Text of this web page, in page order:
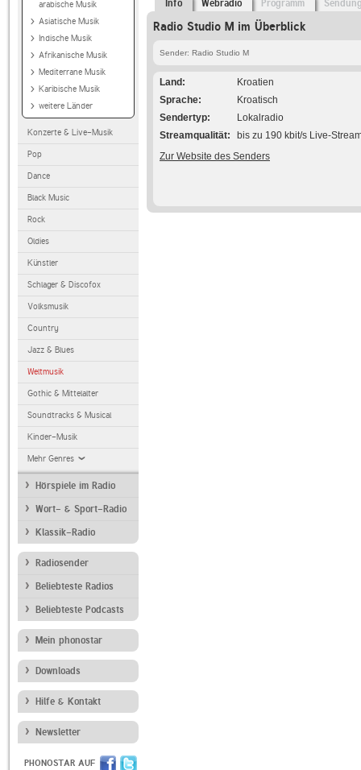
arabische Musik
Asiatische Musik
Indische Musik
Afrikanische Musik
Mediterrane Musik
Karibische Musik
weitere Länder
Konzerte & Live-Musik
Pop
Dance
Black Music
Rock
Oldies
Künstler
Schlager & Discofox
Volksmusik
Country
Jazz & Blues
Weltmusik
Gothic & Mittelalter
Soundtracks & Musical
Kinder-Musik
Mehr Genres
Hörspiele im Radio
Wort- & Sport-Radio
Klassik-Radio
Radiosender
Beliebteste Radios
Beliebteste Podcasts
Mein phonostar
Downloads
Hilfe & Kontakt
Newsletter
PHONOSTAR AUF
Info Webradio Programm
Radio Studio M im Überblick
Sender: Radio Studio M
Land
Kroatien
Sprache
Kroatisch
Sendertyp
Lokalradio
Streamqualität
bis zu 190 kbit/s Live-
Zur Website des Senders